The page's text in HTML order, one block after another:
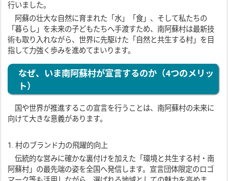
行いました。
阿蘇の壮大な自然に育まれた「水」「食」、そして私たちの
「暮らし」を未来の子どもたちへ手渡すため、南阿蘇村は最新技
術も取り入れながら、世界に先駆けた「自然と共生する村」を目
指して力強く歩みを進めてまいります。
なぜ、いま南阿蘇村が宣言するのか（4つのメリッ
ト）
国や世界が推進するこの宣言を行うことは、南阿蘇村の未来に
向けて大きな意義があります。
1. 村のブランド力の飛躍的向上
伝統的な営みに確かな裏付けを加えた「環境と共生する村・南
阿蘇村」の最先端の姿を全国へ発信します。宣言団体限定のロゴ